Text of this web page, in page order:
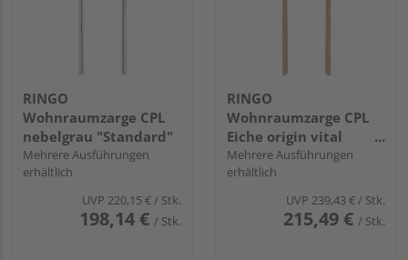
RINGO
Wohnraumzarge CPL
nebelgrau "Standard"
Mehrere Ausführungen
erhältlich
UVP 220,15 €/ Stk.
198,14 € / Stk.
RINGO
Wohnraumzarge CPL
Eiche origin vital
"Standard"
Mehrere Ausführungen
erhältlich
UVP 239,43 €/ Stk.
215,49 € / Stk.